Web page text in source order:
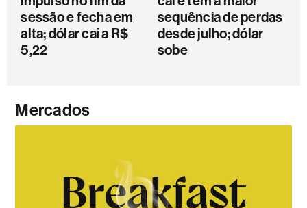
sessão e fecha em
alta; dólar cai a R$
5,22
sequência de perdas
desde julho; dólar
sobe
Mercados